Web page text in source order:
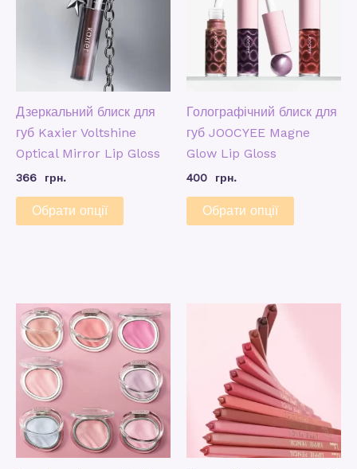
Дзеркальний блиск для
губ Kaxier Voltshine
Optical Mirror Lip Gloss
366 грн.
Обрати опції
Голографічний блиск для
губ JOOCYEE Magne
Glow Lip Gloss
400 грн.
Обрати опції